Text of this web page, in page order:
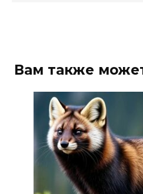
Вам также